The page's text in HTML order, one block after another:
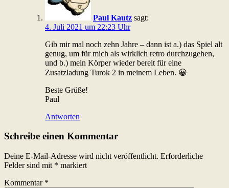
Paul Kautz sagt:
4. Juli 2021 um 22:23 Uhr
Gib mir mal noch zehn Jahre – dann ist a.) das Spiel alt
genug, um für mich als wirklich retro durchzugehen,
und b.) mein Körper wieder bereit für eine
Zusatzladung Turok 2 in meinem Leben. 😀
Beste Grüße!
Paul
Antworten
Schreibe einen Kommentar
Deine E-Mail-Adresse wird nicht veröffentlicht. Erforderliche
Felder sind mit * markiert
Kommentar *